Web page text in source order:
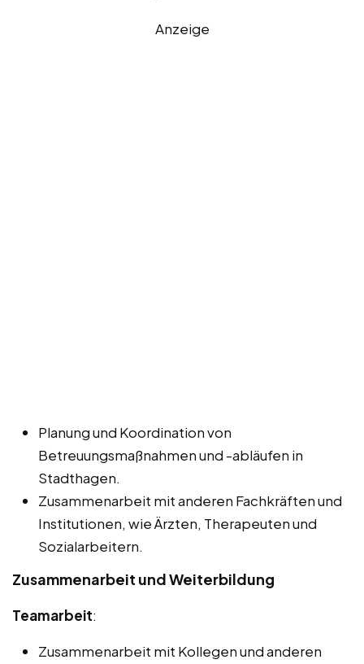
Anzeige
Planung und Koordination von
Betreuungsmaßnahmen und -abläufen in
Stadthagen.
Zusammenarbeit mit anderen Fachkräften und
Institutionen, wie Ärzten, Therapeuten und
Sozialarbeitern.
Zusammenarbeit und Weiterbildung
Teamarbeit:
Zusammenarbeit mit Kollegen und anderen